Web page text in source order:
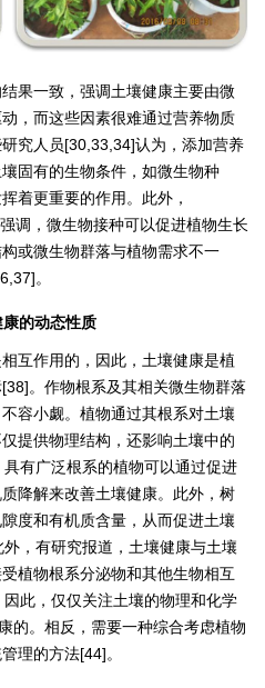
果一致，强调土壤健康主要由微
，而这些因素很难通过营养物质
究人员[30,33,34]认为，添加营养
固有的生物条件，如微生物种
着更重要的作用。此外，
调，微生物接种可以促进植物生长
或微生物群落与植物需求不一
。
的动态性质
互作用的，因此，土壤健康是植
。作物根系及其相关微生物群落
容小觑。植物通过其根系对土壤
提供物理结构，还影响土壤中的
有广泛根系的植物可以通过促进
降解来改善土壤健康。此外，树
度和有机质含量，从而促进土壤
，有研究报道，土壤健康与土壤
植物根系分泌物和其他生物相互
此，仅仅关注土壤的物理和化学
的。相反，需要一种综合考虑植物
理的方法[44]。